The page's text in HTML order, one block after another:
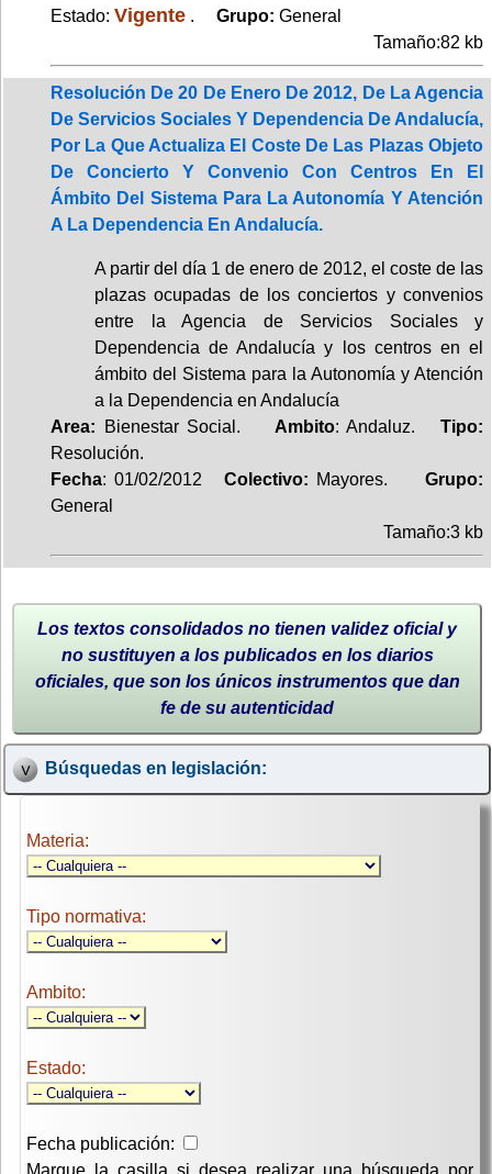
Estado: Vigente . Grupo: General
Tamaño:82 kb
Resolución De 20 De Enero De 2012, De La Agencia
De Servicios Sociales Y Dependencia De Andalucía,
Por La Que Actualiza El Coste De Las Plazas Objeto
De Concierto Y Convenio Con Centros En El
Ámbito Del Sistema Para La Autonomía Y Atención
A La Dependencia En Andalucía.
A partir del día 1 de enero de 2012, el coste de las
plazas ocupadas de los conciertos y convenios
entre la Agencia de Servicios Sociales y
Dependencia de Andalucía y los centros en el
ámbito del Sistema para la Autonomía y Atención
a la Dependencia en Andalucía
Area: Bienestar Social. Ambito: Andaluz.Tipo:
Resolución.
Fecha: 01/02/2012 Colectivo: Mayores.
Grupo:
General
Tamaño:3 kb
Los textos consolidados no tienen validez oficial y
no sustituyen a los publicados en los diarios
oficiales, que son los únicos instrumentos que dan
fe de su autenticidad
Búsquedas en legislación:
Materia:
Tipo normativa:
Ambito:
Estado:
Fecha publicación:
Marque la casilla si desea realizar una búsqueda por